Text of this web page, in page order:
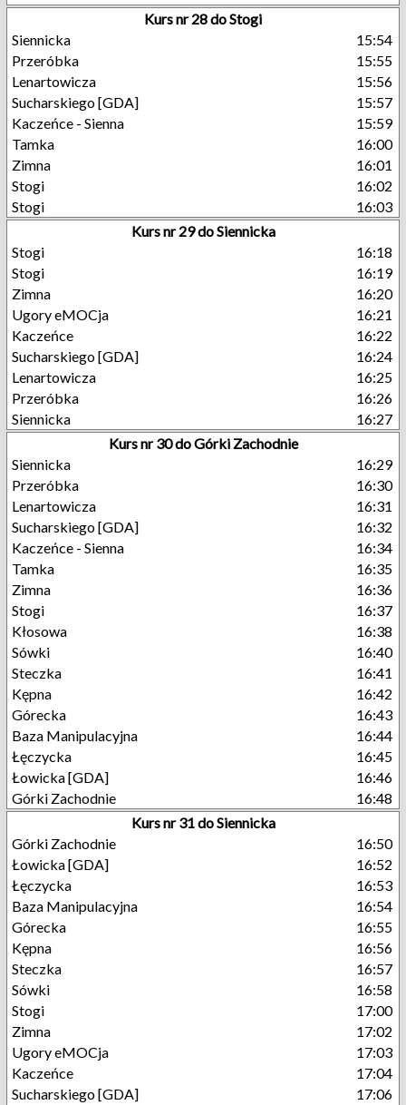
Kurs nr 28 do Stogi
Siennicka
15:54
Przeróbka
15:55
Lenartowicza
15:56
Sucharskiego [GDA]
15:57
Kaczeńce - Sienna
15:59
Tamka
16:00
Zimna
16:01
Stogi
16:02
Stogi
16:03
Kurs nr 29 do Siennicka
Stogi
16:18
Stogi
16:19
Zimna
16:20
Ugory eMOCja
16:21
Kaczeńce
16:22
Sucharskiego [GDA]
16:24
Lenartowicza
16:25
Przeróbka
16:26
Siennicka
16:27
Kurs nr 30 do Górki Zachodnie
Siennicka
16:29
Przeróbka
16:30
Lenartowicza
16:31
Sucharskiego [GDA]
16:32
Kaczeńce - Sienna
16:34
Tamka
16:35
Zimna
16:36
Stogi
16:37
Kłosowa
16:38
Sówki
16:40
Steczka
16:41
Kępna
16:42
Górecka
16:43
Baza Manipulacyjna
16:44
Łęczycka
16:45
Łowicka [GDA]
16:46
Górki Zachodnie
16:48
Kurs nr 31 do Siennicka
Górki Zachodnie
16:50
Łowicka [GDA]
16:52
Łęczycka
16:53
Baza Manipulacyjna
16:54
Górecka
16:55
Kępna
16:56
Steczka
16:57
Sówki
16:58
Stogi
17:00
Zimna
17:02
Ugory eMOCja
17:03
Kaczeńce
17:04
Sucharskiego [GDA]
17:06